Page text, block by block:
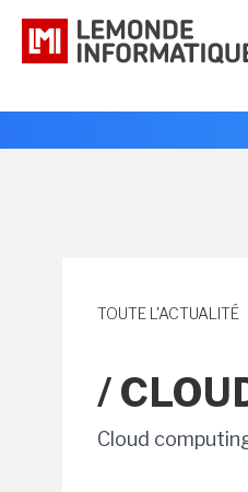
TOUTE L'ACTUALITÉ
/
Cloud